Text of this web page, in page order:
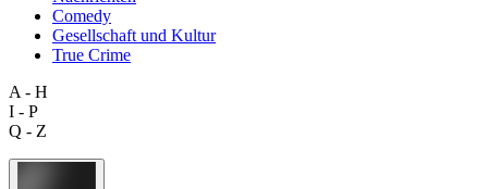
Comedy
Gesellschaft und Kultur
True Crime
A - H
I - P
Q - Z